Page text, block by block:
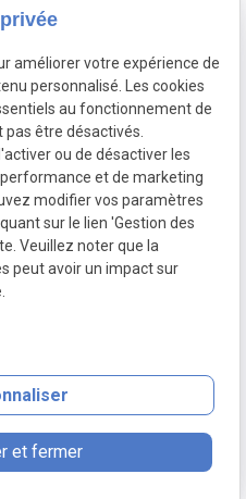
1 Place Saint Piat
59113 SECLIN
phone
03 20 32 97 37
améliorer votre expérience de
personnalisé. Les cookies
au fonctionnement de
pas être désactivés.
ou de désactiver les
et de marketing
modifier vos paramètres
sur le lien 'Gestion des
Veuillez noter que la
peut avoir un impact sur
et fermer